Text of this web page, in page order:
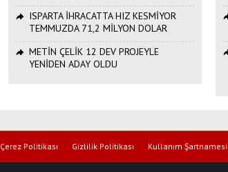
ISPARTA İHRACATTA HIZ KESMİYOR
TEMMUZDA 71,2 MİLYON DOLAR
METİN ÇELİK 12 DEV PROJEYLE
YENİDEN ADAY OLDU
Çerez Politikası Gizlilik Politikası Kullanım Şartnamesi